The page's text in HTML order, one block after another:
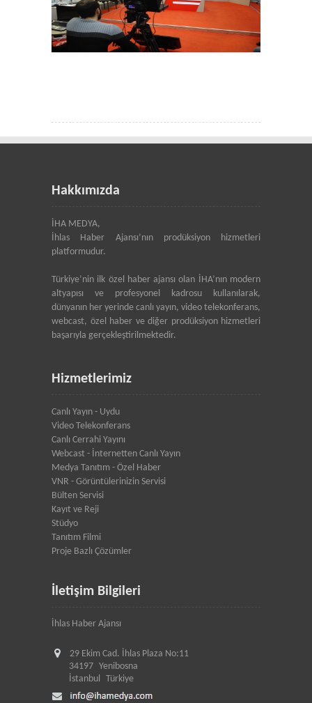
Hakkımızda
İHA MEDYA,
İhlas Haber Ajansı’nın prodüksiyon hizmetleri
platformudur.
Türkiye’nin ilk özel haber ajansı olan İHA’nın modern
altyapısı ve profesyonel kadrosu kullanılarak,
dünyanın her yerinde canlı yayın, video telekonferans,
webcast, özel haber ve diğer prodüksiyon hizmetleri
başarıyla gerçekleştirilmektedir.
Hizmetlerimiz
Canlı Yayın - Uydu
Video Telekonferans
Canlı Cerrahi Yayını
Webcast - İnternetten Canlı Yayın
Medya Tanıtım - Özel Haber
VNR - Görüntülerinizin Servisi
Bülten Servisi
Kayıt ve Reji
Stüdyo
Tanıtım Filmi
Proje Bazlı Çözümler
İletişim Bilgileri
İhlas Haber Ajansı
29 Ekim Cad. İhlas Plaza No:11
34197 Yenibosna
İstanbul Türkiye